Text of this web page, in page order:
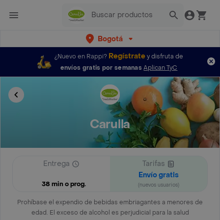
Bogotá
¿Nuevo en Rappi? Regístratey disfruta de
envíos gratis por semanas Aplican TyC
Carulla
Entrega
38 min o prog.
Tarifas
Envío gratis
(nuevos usuarios)
Prohíbase el expendio de bebidas embriagantes a menores de
edad. El exceso de alcohol es perjudicial para la salud